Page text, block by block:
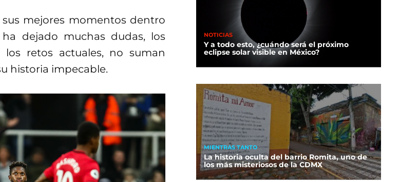
mejores momentos dentro
dejado muchas dudas, los
retos actuales, no suman
historia impecable.
NOTICIAS
Y a todo esto, ¿cuándo será el próximo
eclipse solar visible en México?
MIENTRAS TANTO
La historia oculta del barrio Romita, uno de
los más misteriosos de la CDMX